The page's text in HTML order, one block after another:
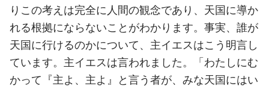
りこの考えは完全に人間の観念であり、天国に導か
れる根拠にならないことがわかります。事実、誰が
天国に行けるのかについて、主イエスはこう明言し
ています。主イエスは言われました。「わたしにむ
かって『主よ、主よ』と言う者が、みな天国にはい